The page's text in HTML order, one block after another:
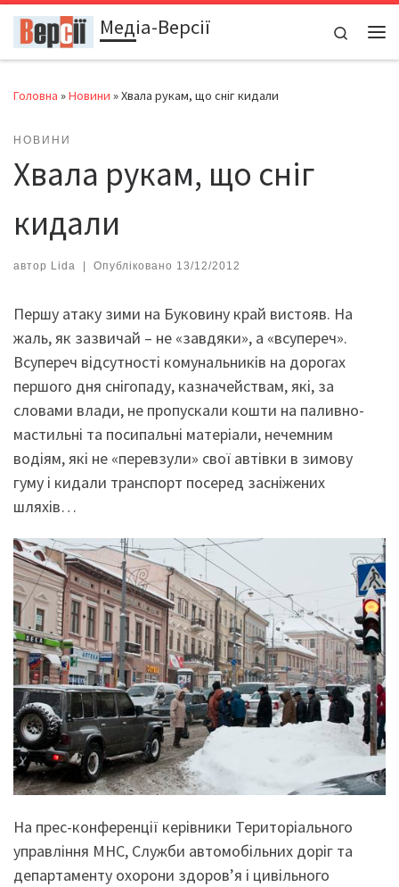
Перейти до вмістуМедіа-Версії
Search
Головна »Новини »Хвала рукам, що сніг кидали
НОВИНИ
Хвала рукам, що сніг
кидали
автор Lida | Опубліковано 13/12/2012
Першу атаку зими на Буковину край вистояв. На
жаль, як зазвичай – не «завдяки», а «всупереч».
Всупереч відсутності комунальників на дорогах
першого дня снігопаду, казначействам, які, за
словами влади, не пропускали кошти на паливно-
мастильні та посипальні матеріали, нечемним
водіям, які не «перевзули» свої автівки в зимову
гуму і кидали транспорт посеред засніжених
шляхів…
На прес-конференції керівники Територіального
управління МНС, Служби автомобільних доріг та
департаменту охорони здоров’я і цивільного